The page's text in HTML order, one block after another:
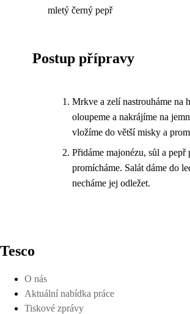
mletý černý pepř
Postup přípravy
Mrkve a zelí nastrouháme na
oloupeme a nakrájíme na
vložíme do větší misky a
Přidáme majonézu, sůl a pepř
promícháme. Salát dáme do
necháme jej odležet.
Tesco
O nás
Aktuální nabídka práce
Tiskové zprávy